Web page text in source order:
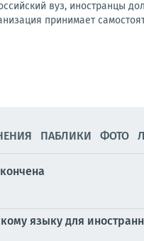
вуз, иностранцы
принимает
ПАБЛИКИ ФОТО
языку для